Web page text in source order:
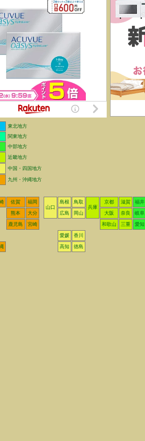
東北地方
関東地方
中部地方
近畿地方
中国・四国地方
九州・沖縄地方
佐賀
福岡
山口
島根
鳥取
兵庫
京都 滋賀
福井
熊本 大分 広島 岡山 大阪 奈良 岐阜
鹿児島 宮崎 和歌山 三重 愛知
愛媛 香川
高知 徳島